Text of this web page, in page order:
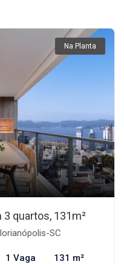
Na Planta
quartos, 131m²
SC
1 Vaga 131 m²